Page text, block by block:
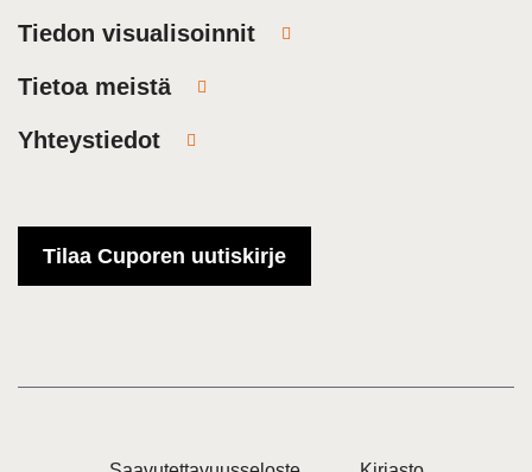
Tiedon visualisoinnit
Tietoa meistä
Yhteystiedot
Tilaa Cuporen uutiskirje